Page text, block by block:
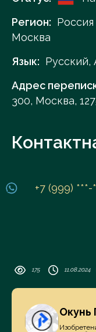
Регион: Россия
Москва
Язык: Русский,
Адрес
300, Москва,
+7 (999) ***-
175 11.08.2024
Окунь